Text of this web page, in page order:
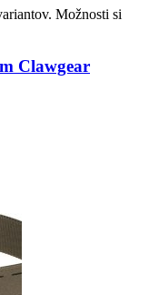
Možnosti si
Clawgear